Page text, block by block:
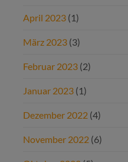
April 2023 (1)
März 2023 (3)
Februar 2023 (2)
Januar 2023 (1)
Dezember 2022 (4)
November 2022 (6)